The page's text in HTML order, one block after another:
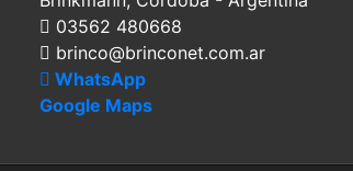
03562 480668
brinco@brinconet.com.ar
WhatsApp
Google Maps